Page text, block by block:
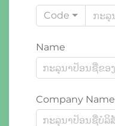
Code
Name
Company Name